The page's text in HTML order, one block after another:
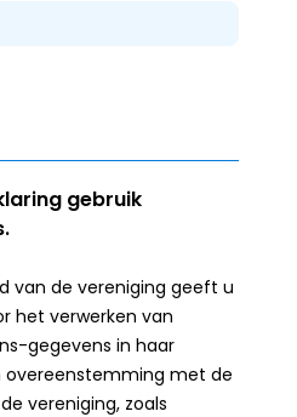
gebruik
van de vereniging geeft u
het verwerken van
gegevens in haar
overeenstemming met de
vereniging, zoals